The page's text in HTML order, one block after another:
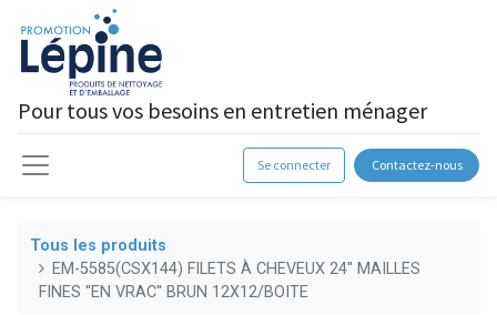
Pour tous vos besoins en entretien ménager
Se connecter Contactez-nous
Tous les produits
EM-5585(CSX144) FILETS À CHEVEUX 24'' MAILLES
FINES ''EN VRAC'' BRUN 12X12/BOITE